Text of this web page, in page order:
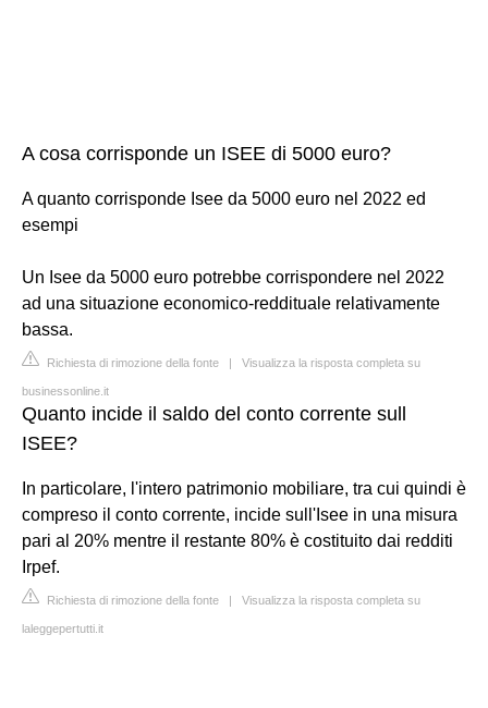
A cosa corrisponde un ISEE di 5000 euro?
A quanto corrisponde Isee da 5000 euro nel 2022 ed
esempi
Un Isee da 5000 euro potrebbe corrispondere nel 2022
ad una situazione economico-reddituale relativamente
bassa.
Richiesta di rimozione della fonte | Visualizza la risposta completa su
businessonline.it
Quanto incide il saldo del conto corrente sull
ISEE?
In particolare, l'intero patrimonio mobiliare, tra cui quindi è
compreso il conto corrente, incide sull'Isee in una misura
pari al 20% mentre il restante 80% è costituito dai redditi
Irpef.
Richiesta di rimozione della fonte | Visualizza la risposta completa su
laleggepertutti.it